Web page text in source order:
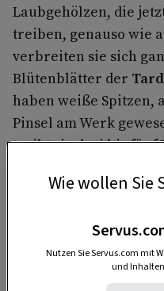
Laubgehölzen, die
treiben, genauso wie
verbreiten sie sich
Blütenblätter der
haben weiße Spitzen,
Pinsel am Werk
treibt sie drei bis fünf
Wie wollen Sie
Nutzen Sie Servus.com mit
und